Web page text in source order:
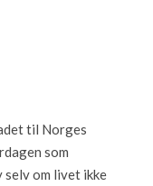
til Norges
som
om livet ikke